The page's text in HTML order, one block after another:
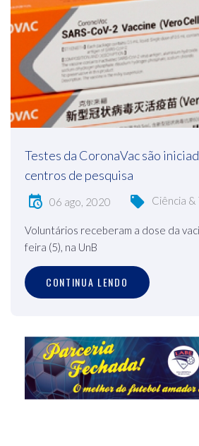
Testes da CoronaVac são
centros de pesquisa
06 ago, 2020 Ciência &
Voluntários receberam a dose da
feira (5), na UnB
CONTINUA LENDO